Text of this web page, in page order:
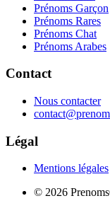
Prénoms Garçon
Prénoms Rares
Prénoms Chat
Prénoms Arabes
Contact
Nous contacter
Légal
Mentions légales
© 2026